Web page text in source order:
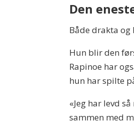
Den
Både drakta og
Hun blir den
Rapinoe har
hun har spilte
«Jeg har levd
sammen med